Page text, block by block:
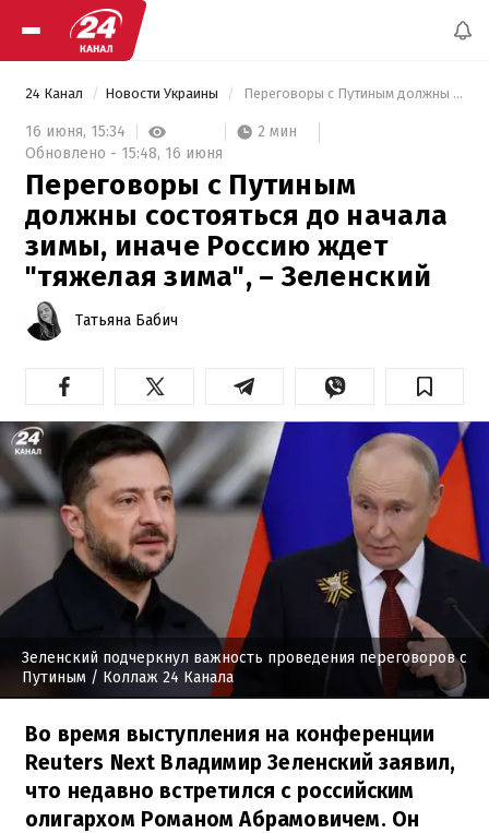
24 Канал Новости Украины Переговоры с Путиным должны состояться до начала зимы, иначе Россию ждет "тяжелая зима", – Зеленский
16 июня, 15:34
2 мин
Обновлено - 15:48, 16 июня
Переговоры с Путиным
должны состояться до начала
зимы, иначе Россию ждет
"тяжелая зима", – Зеленский
Татьяна Бабич
Зеленский подчеркнул важность проведения переговоров с
Путиным / Коллаж 24 Канала
Во время выступления на конференции
Reuters Next Владимир Зеленский заявил,
что недавно встретился с российским
олигархом Романом Абрамовичем. Он